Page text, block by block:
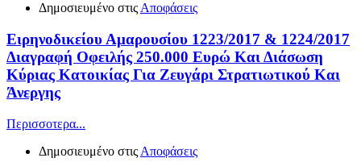
Δημοσιευμένο στις Αποφάσεις
Ειρηνοδικείου Αμαρουσίου 1223/2017 & 1224/2017
Διαγραφή Οφειλής 250.000 Ευρώ Και Διάσωση
Κύριας Κατοικίας Για Ζευγάρι Στρατιωτικού Και
Άνεργης
Περισσοτερα...
Δημοσιευμένο στις Αποφάσεις